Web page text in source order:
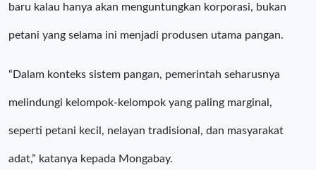
baru kalau hanya akan menguntungkan korporasi, bukan
petani yang selama ini menjadi produsen utama pangan.
“Dalam konteks sistem pangan, pemerintah seharusnya
melindungi kelompok-kelompok yang paling marginal,
seperti petani kecil, nelayan tradisional, dan masyarakat
adat,” katanya kepada Mongabay.